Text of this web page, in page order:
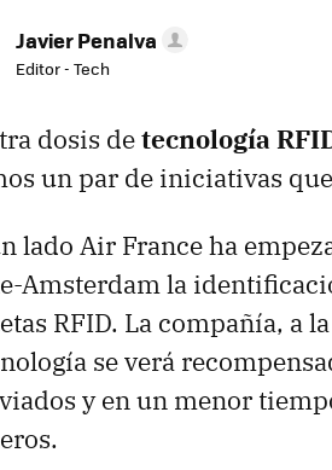
Javier Penalva
Editor - Tech
dosis detecnología
un par de iniciativas
lado Air France ha
Amsterdam la
RFID. La compañía, a
se verá
y en un menor